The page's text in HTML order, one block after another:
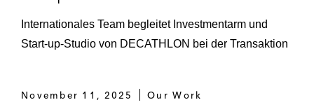
Internationales Team begleitet Investmentarm und
Start-up-Studio von DECATHLON bei der Transaktion
November 11, 2025 Our Work